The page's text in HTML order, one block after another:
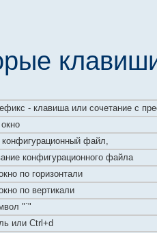
- клавиша или сочетание с
конфигурационный файл,
конфигурационного файла
по горизонтали
по вертикали
"`"
или Ctrl+d